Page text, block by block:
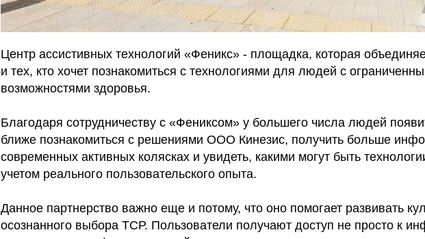
Центр ассистивных технологий «Феникс» - площадка, которая
и тех, кто хочет познакомиться с технологиями для людей с
возможностями здоровья.
Благодаря сотрудничеству с «Фениксом» у большего числа людей
ближе познакомиться с решениями ООО Кинезис, получить больше
современных активных колясках и увидеть, какими могут быть
учетом реального пользовательского опыта.
Данное партнерство важно еще и потому, что оно помогает развивать
осознанного выбора ТСР. Пользователи получают доступ не просто к